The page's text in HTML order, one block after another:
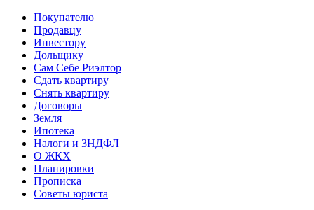
Покупателю
Продавцу
Инвестору
Дольщику
Сам Себе Риэлтор
Сдать квартиру
Снять квартиру
Договоры
Земля
Ипотека
Налоги и 3НДФЛ
О ЖКХ
Планировки
Прописка
Советы юриста